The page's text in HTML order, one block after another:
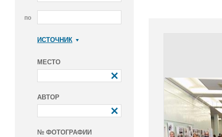
по
ИСТОЧНИК
МЕСТО
АВТОР
№ ФОТОГРАФИИ